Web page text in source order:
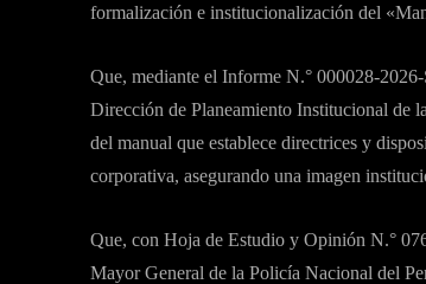
formalización e institucionalización del
Que, mediante el Informe N.° 000028-
Dirección de Planeamiento Institucional de
del manual que establece directrices y
corporativa, asegurando una imagen
Que, con Hoja de Estudio y Opinión N.°
Mayor General de la Policía Nacional del